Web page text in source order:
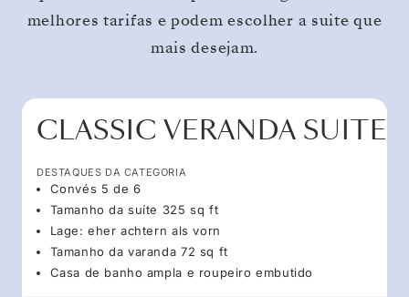
melhores tarifas e podem escolher a suite que
mais desejam.
CLASSIC VERANDA SUITE
DESTAQUES DA CATEGORIA
Convés 5 de 6
Tamanho da suíte 325 sq ft
Lage: eher achtern als vorn
Tamanho da varanda 72 sq ft
Casa de banho ampla e roupeiro embutido